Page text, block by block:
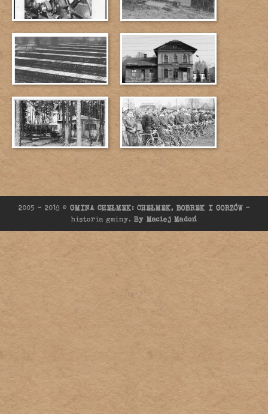
2005 - 2018 © GMINA CHEŁMEK: CHEŁMEK, BOBREK I GORZÓW-
historia gminy. By Maciej Madoń